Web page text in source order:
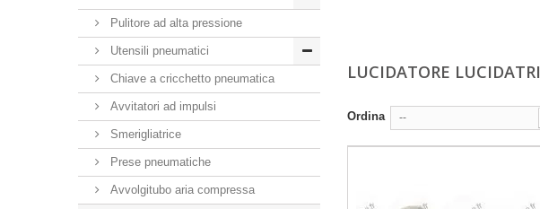
Pulitore ad alta pressione
Utensili pneumatici
Chiave a cricchetto pneumatica
Avvitatori ad impulsi
Smerigliatrice
Prese pneumatiche
Avvolgitubo aria compressa
LUCIDATORE
Ordina --